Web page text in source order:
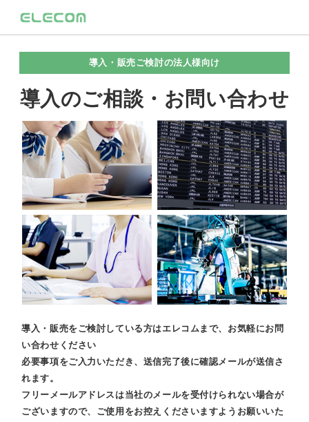
導入・販売ご検討の法人様向け
導入のご相談・お問い合わせ
導入・販売をご検討している方はエレコムまで、お気軽にお問
い合わせください
必要事項をご入力いただき、送信完了後に確認メールが送信さ
れます。
フリーメールアドレスは当社のメールを受付けられない場合が
ございますので、ご使用をお控えくださいますようお願いいた